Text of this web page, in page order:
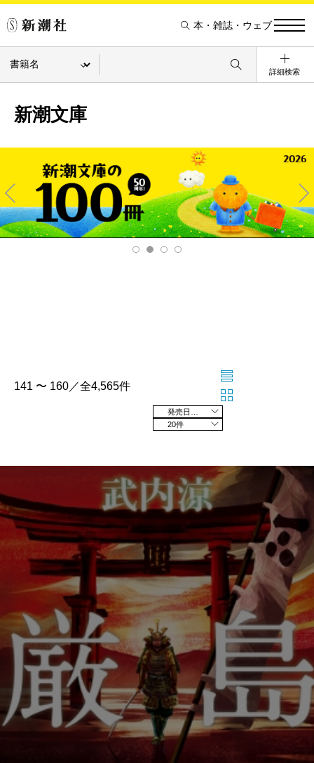
本・雑誌・ウェブ
詳細検索
新潮文庫
Pre
v
Ne
xt
141 〜 160／全4,565件
20件